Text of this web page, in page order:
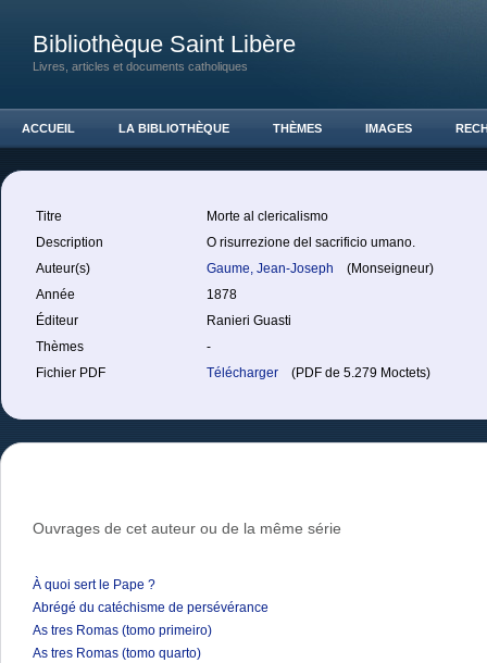
Bibliothèque Saint Libère
Livres, articles et documents catholiques
ACCUEIL LA BIBLIOTHÈQUE THÈMES IMAGES
Titre
Morte al clericalismo
Description
O risurrezione del sacrificio umano.
Auteur(s)
Gaume, Jean-Joseph
(Monseigneur)
Année
1878
Éditeur
Ranieri Guasti
Thèmes
-
Fichier PDF
Télécharger (PDF de 5.279 Moctets)
Ouvrages de cet auteur ou de la même série
À quoi sert le Pape ?
Abrégé du catéchisme de persévérance
As tres Romas (tomo primeiro)
As tres Romas (tomo quarto)